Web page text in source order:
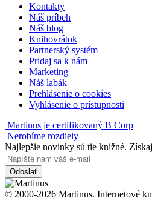
Kontakty
Náš príbeh
Náš blog
Knihovrátok
Partnerský systém
Pridaj sa k nám
Marketing
Náš labák
Prehlásenie o cookies
Vyhlásenie o prístupnosti
Martinus je certifikovaný B Corp
Nerobíme rozdiely
Najlepšie novinky sú tie knižné.
Odoslať
© 2000-2026 Martinus. Internetové